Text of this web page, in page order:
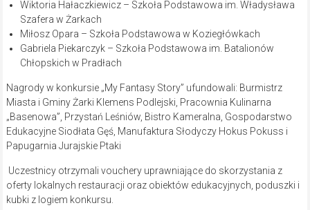
Wiktoria Hałaczkiewicz – Szkoła Podstawowa im. Władysława
Szafera w Żarkach
Miłosz Opara – Szkoła Podstawowa w Koziegłówkach
Gabriela Piekarczyk – Szkoła Podstawowa im. Batalionów
Chłopskich w Pradłach
Nagrody w konkursie „My Fantasy Story” ufundowali: Burmistrz
Miasta i Gminy Żarki Klemens Podlejski, Pracownia Kulinarna
„Basenowa”, Przystań Leśniów, Bistro Kameralna, Gospodarstwo
Edukacyjne Siodłata Gęś, Manufaktura Słodyczy Hokus Pokuss i
Papugarnia Jurajskie Ptaki
Uczestnicy otrzymali vouchery uprawniające do skorzystania z
oferty lokalnych restauracji oraz obiektów edukacyjnych, poduszki i
kubki z logiem konkursu.